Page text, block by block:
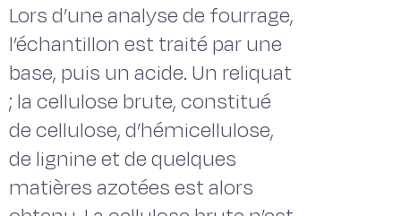
Lors d’une analyse de fourrage,
l’échantillon est traité par une
base, puis un acide. Un reliquat
; la cellulose brute, constitué
de cellulose, d’hémicellulose,
de lignine et de quelques
matières azotées est alors